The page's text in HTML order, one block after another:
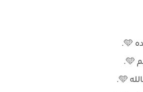
🩵.